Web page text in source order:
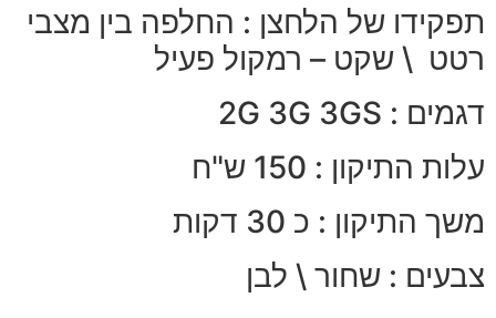
תפקידו של הלחצן : החלפה בין מצבי
רטט \ שקט – רמקול פעיל
דגמים : 2G 3G 3GS
עלות התיקון : 150 ש"ח
משך התיקון : כ 30 דקות
צבעים : שחור \ לבן